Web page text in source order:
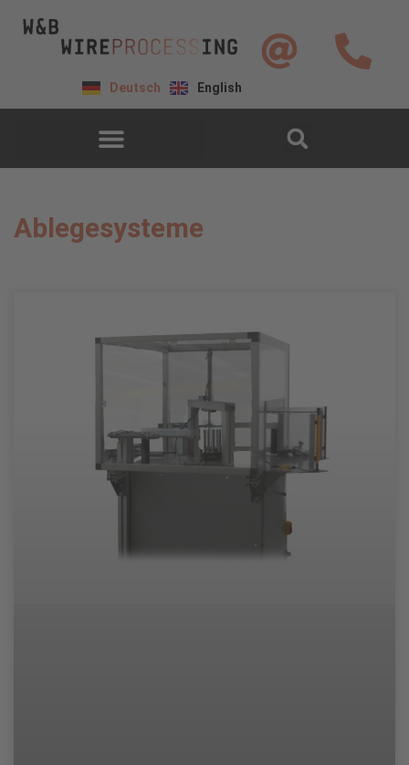
Deutsch English
Ablegesysteme